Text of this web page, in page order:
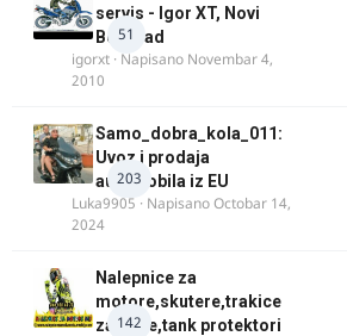
51
servis - Igor XT, Novi
Beograd
igorxt · Napisano Novembar 4,
2010
203
Samo_dobra_kola_011:
Uvoz i prodaja
automobila iz EU
Luka9905 · NapisanoOctobar 14,
2024
142
Nalepnice za
motore,skutere,trakice
za felne,tank protektori